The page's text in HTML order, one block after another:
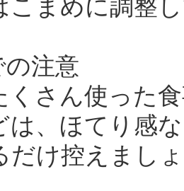
こまめに調整
注意
くさん使った
は、ほてり感
だけ控えまし